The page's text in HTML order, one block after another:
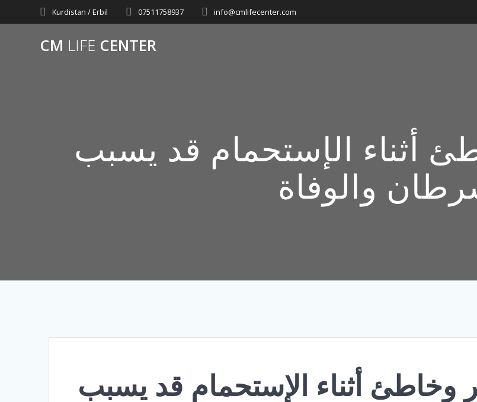
to
Kurdistan / Erbil 07511758937 info@cmlifecenter.com
CM LIFE CENTER
أثناء الإستحمام قد يسبب
والوفاة
أثناء الإستحمام قد يسبب